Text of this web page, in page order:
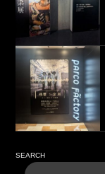
SEARCH